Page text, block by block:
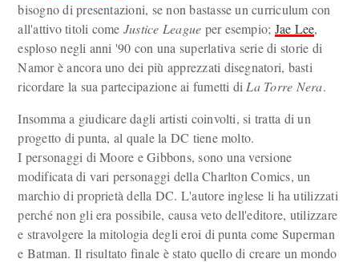
bisogno di presentazioni, se non bastasse un curriculum con
all'attivo titoli come Justice League per esempio; Jae Lee,
esploso negli anni '90 con una superlativa serie di storie di
Namor è ancora uno dei più apprezzati disegnatori, basti
ricordare la sua partecipazione ai fumetti di La Torre Nera.
Insomma a giudicare dagli artisti coinvolti, si tratta di un
progetto di punta, al quale la DC tiene molto.
I personaggi di Moore e Gibbons, sono una versione
modificata di vari personaggi della Charlton Comics, un
marchio di proprietà della DC. L'autore inglese li ha utilizzati
perché non gli era possibile, causa veto dell'editore, utilizzare
e stravolgere la mitologia degli eroi di punta come Superman
e Batman. Il risultato finale è stato quello di creare un mondo